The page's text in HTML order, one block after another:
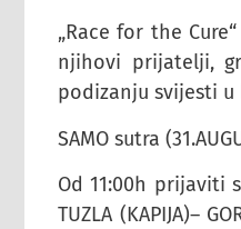
„Race for the
njihovi prijatelji,
podizanju svijesti
SAMO sutra
Od 11:00h prijaviti
TUZLA (KAPIJA)–